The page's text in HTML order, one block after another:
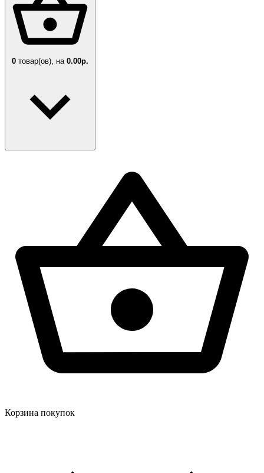
0 товар(ов), на 0.00р.
Корзина покупок